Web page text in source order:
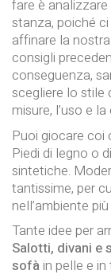
fare è
stanza, poiché
affinare la
consigli
conseguenza,
scegliere lo stile
misure, l’uso e
Puoi giocare coi
Piedi di legno o
sintetiche.
tantissime, per
nell’ambiente
Tante idee per
Salotti, divani e
sofà in pelle e